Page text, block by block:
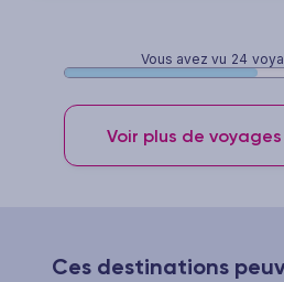
Vous avez vu 24
Voir plus de
Ces destinations